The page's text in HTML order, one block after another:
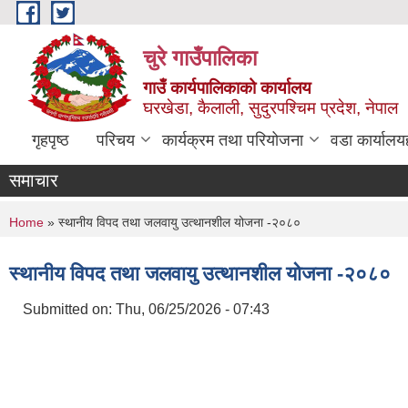
Skip to main content
चुरे गाउँपालिका
गाउँ कार्यपालिकाको कार्यालय
घरखेडा, कैलाली, सुदुरपश्चिम प्रदेश, नेपाल
गृहपृष्ठ परिचय कार्यक्रम तथा परियोजना वडा
समाचार
You are here
Home » स्थानीय विपद तथा जलवायु उत्थानशील योजना -२०८०
स्थानीय विपद तथा जलवायु उत्थानशील योजना -२०८०
Submitted on: Thu, 06/25/2026 - 07:43